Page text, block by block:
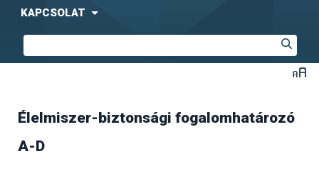
KAPCSOLAT
Élelmiszer-biztonsági fogalomhatározó
A-D